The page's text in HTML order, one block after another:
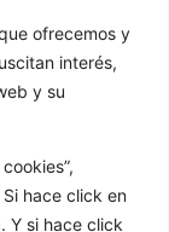
ofrecemos y
interés,
y su
hace click en
Y si hace click